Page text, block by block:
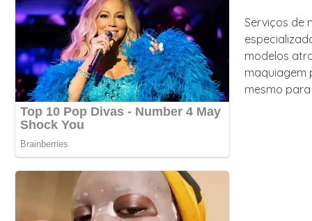
Serviços de
modelos
maquiagem
mesmo